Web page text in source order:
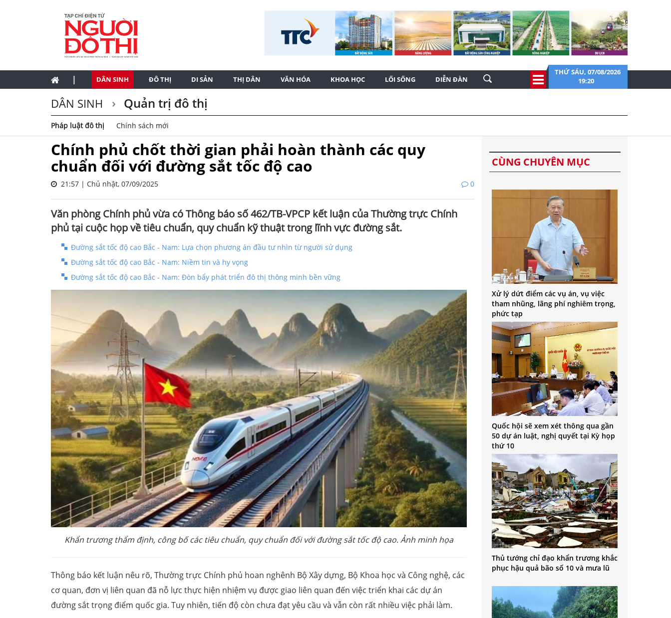
| DÂN SINH ĐÔ THỊ DI SẢN THỊ DÂN VĂN HÓA KHOA HỌC LỐI SỐNG DIỄN ĐÀN
THỨ SÁU, 07/08/2026
19:20
DÂN SINH Quản trị đô thị
Pháp luật đô thị Chính sách mới
Chính phủ chốt thời gian phải hoàn thành các quy
chuẩn đối với đường sắt tốc độ cao
21:57 | Chủ nhật, 07/09/2025 0
Văn phòng Chính phủ vừa có Thông báo số 462/TB-VPCP kết luận của Thường trực Chính
phủ tại cuộc họp về tiêu chuẩn, quy chuẩn kỹ thuật trong lĩnh vực đường sắt.
Đường sắt tốc độ cao Bắc - Nam: Lựa chọn phương án đầu tư nhìn từ người sử dụng
Đường sắt tốc độ cao Bắc - Nam: Niềm tin và hy vọng
Đường sắt tốc độ cao Bắc - Nam: Đòn bẩy phát triển đô thị thông minh bền vững
Khẩn trương thẩm định, công bố các tiêu chuẩn, quy chuẩn đối với đường sắt tốc độ cao. Ảnh minh họa
Thông báo kết luận nêu rõ, Thường trực Chính phủ hoan nghênh Bộ Xây dựng, Bộ Khoa học và Công nghệ, các
cơ quan, đơn vị liên quan đã nỗ lực thực hiện nhiệm vụ được giao liên quan đến việc triển khai các dự án
đường sắt trọng điểm quốc gia. Tuy nhiên, tiến độ còn chưa đạt yêu cầu và vẫn còn rất nhiều việc phải làm.
CÙNG CHUYÊN MỤC
Xử lý dứt điểm các vụ án, vụ việc
tham nhũng, lãng phí nghiêm trọng,
phức tạp
Quốc hội sẽ xem xét thông qua gần
50 dự án luật, nghị quyết tại Kỳ họp
thứ 10
Thủ tướng chỉ đạo khẩn trương khắc
phục hậu quả bão số 10 và mưa lũ